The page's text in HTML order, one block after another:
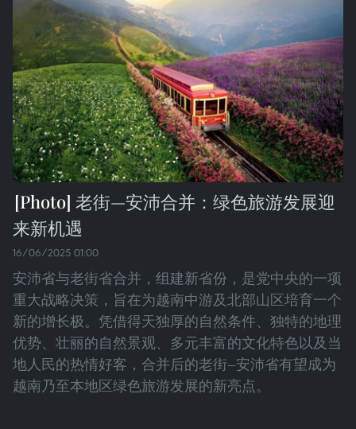
老街—安沛合并：绿色旅游发展迎
来新机遇
16/06/2025 01:00
安沛省与老街省合并，组建新省份，是党中央的一项
重大战略决策，旨在为越南中游及北部山区培育一个
新的增长极。凭借得天独厚的自然条件、独特的地理
优势、壮丽的自然景观、多元丰富的文化特色以及当
地人民的热情好客，合并后的老街—安沛省有望成为
越南乃至本地区绿色旅游发展的新亮点。